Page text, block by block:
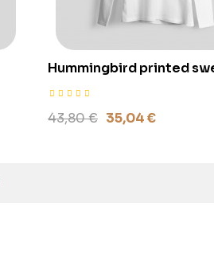
Hummingbird printed
43,80 € 35,04 €